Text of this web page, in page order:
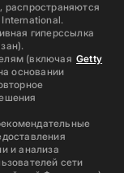
распространяются
гиперссылка
(включая Getty
основании
и анализа
сети